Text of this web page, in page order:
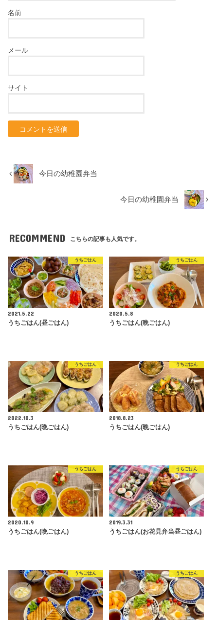
名前
メール
サイト
今日の幼稚園弁当
今日の幼稚園弁当
RECOMMEND こちらの記事も人気です。
うちごはん
2021.5.22
うちごはん(昼ごはん)
うちごはん
2020.5.8
うちごはん(晩ごはん)
うちごはん
2022.10.3
うちごはん(晩ごはん)
うちごはん
2018.8.23
うちごはん(晩ごはん)
うちごはん
2020.10.9
うちごはん(晩ごはん)
うちごはん
2019.3.31
うちごはん(お花見弁当昼ごはん)
うちごはん うちごはん